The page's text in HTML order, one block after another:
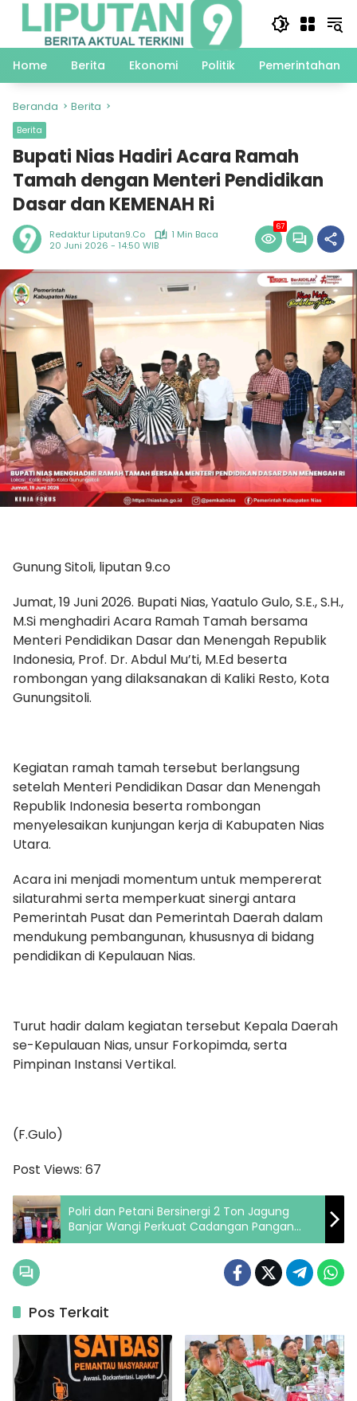
Langsung
Home
Berita Ekonomi Politik Pemerintahan
Beranda Berita
Berita
Bupati Nias Hadiri Acara Ramah
Tamah dengan Menteri Pendidikan
Dasar dan KEMENAH Ri
Redaktur Liputan9.co
1 Min Baca
20 Juni 2026 - 14:50 WIB
67
Gunung Sitoli, liputan 9.co
Jumat, 19 Juni 2026. Bupati Nias, Yaatulo Gulo, S.E., S.H.,
M.Si menghadiri Acara Ramah Tamah bersama
Menteri Pendidikan Dasar dan Menengah Republik
Indonesia, Prof. Dr. Abdul Mu’ti, M.Ed beserta
rombongan yang dilaksanakan di Kaliki Resto, Kota
Gunungsitoli.
Kegiatan ramah tamah tersebut berlangsung
setelah Menteri Pendidikan Dasar dan Menengah
Republik Indonesia beserta rombongan
menyelesaikan kunjungan kerja di Kabupaten Nias
Utara.
Acara ini menjadi momentum untuk mempererat
silaturahmi serta memperkuat sinergi antara
Pemerintah Pusat dan Pemerintah Daerah dalam
mendukung pembangunan, khususnya di bidang
pendidikan di Kepulauan Nias.
Turut hadir dalam kegiatan tersebut Kepala Daerah
se-Kepulauan Nias, unsur Forkopimda, serta
Pimpinan Instansi Vertikal.
(F.Gulo)
Post Views: 67
Polri dan Petani Bersinergi 2 Ton Jagung
Banjar Wangi Perkuat Cadangan Pangan
Nasional
Pos Terkait